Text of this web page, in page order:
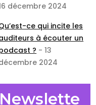
décembre 2024
ce qui incite les
à écouter un
? - 13
2024
Newslette